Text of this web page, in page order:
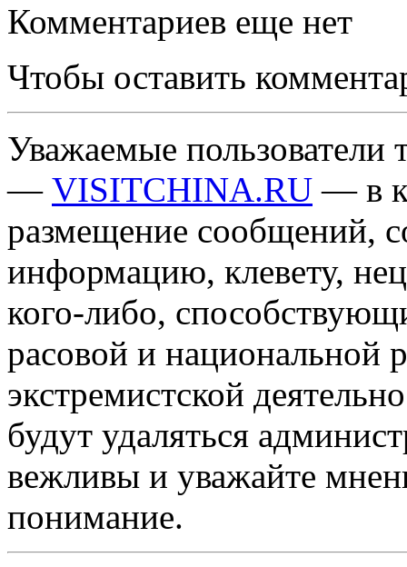
Комментариев еще нет
Чтобы оставить
Уважаемые пользователи
— VISITCHINA.RU — в
размещение сообщений,
информацию, клевету,
кого-либо,
расовой и национальной
экстремистской
будут удаляться
вежливы и уважайте
понимание.